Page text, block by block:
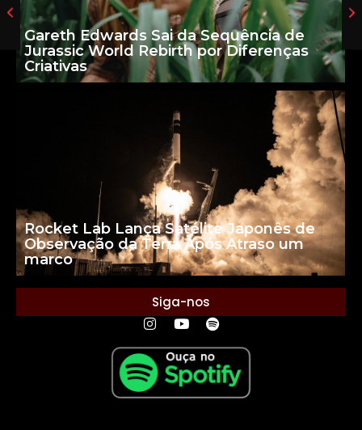
Gareth Edwards Sai da Sequência de
Jurassic World Rebirth por Diferenças
Criativas
Rocket Lab Lança Satélite Japonês de
Observação da Terra Após Atraso um
marco
Siga-nos